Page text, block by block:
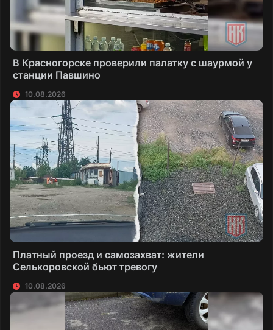
В Красногорске проверили палатку с шаурмой у
станции Павшино
10.08.2026
Платный проезд и самозахват: жители
Селькоровской бьют тревогу
10.08.2026